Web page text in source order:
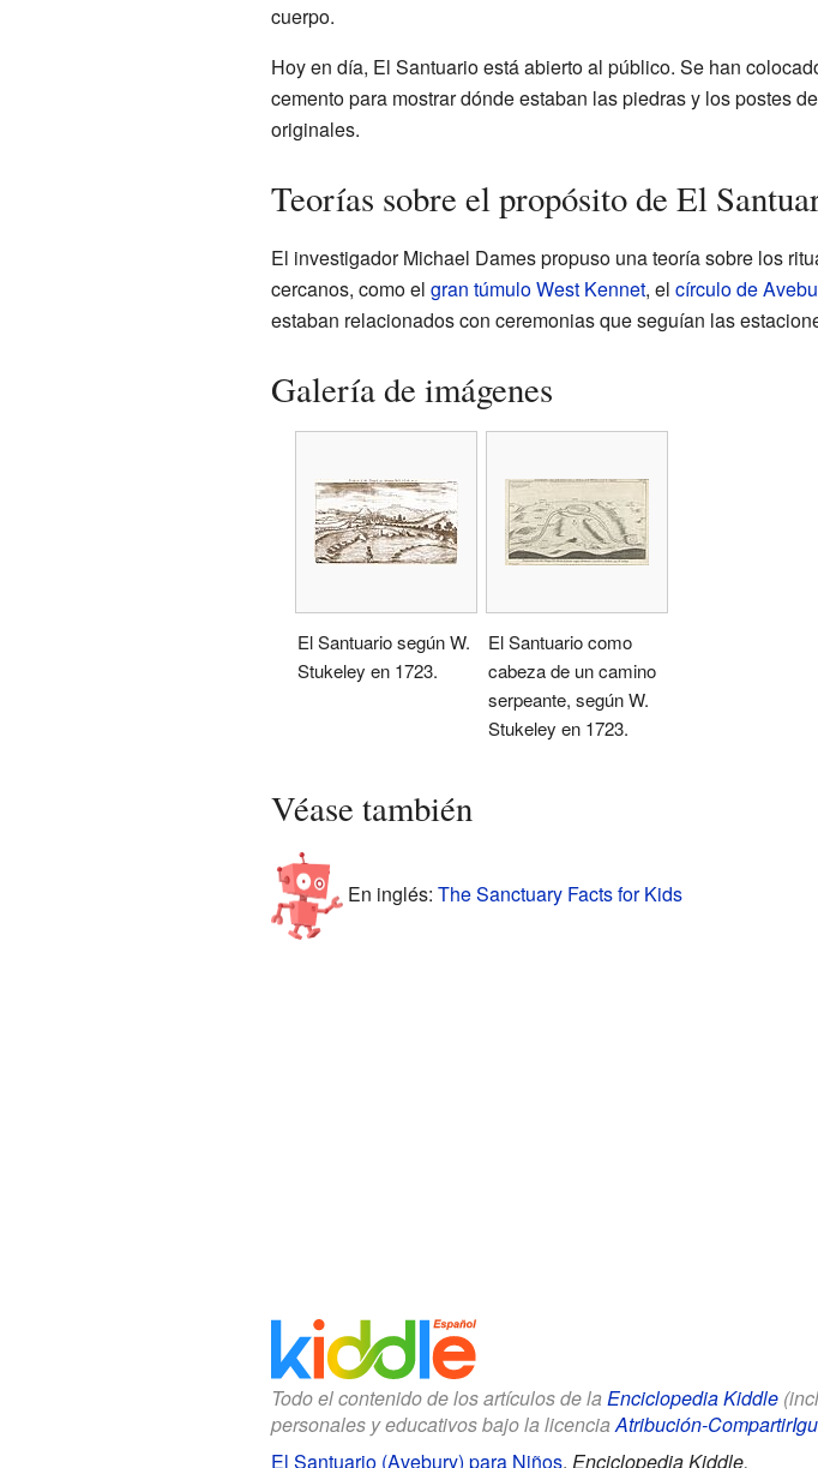
cuerpo.
Hoy en día, El Santuario está abierto al público. Se han
cemento para mostrar dónde estaban las piedras y los postes
originales.
Teorías sobre el propósito de El
El investigador Michael Dames propuso una teoría sobre los
cercanos, como el gran túmulo West Kennet, el círculo de
estaban relacionados con ceremonias que seguían las
Galería de imágenes
El Santuario según W.
Stukeley en 1723.
El Santuario como
cabeza de un camino
serpeante, según W.
Stukeley en 1723.
Véase también
En inglés: The Sanctuary Facts for Kids
Todo el contenido de los artículos de la Enciclopedia Kiddle
personales y educativos bajo la licencia Atribución-
El Santuario (Avebury) para Niños. Enciclopedia Kiddle.